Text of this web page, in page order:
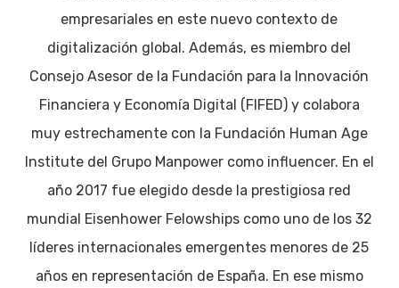
empresariales en este nuevo contexto de
digitalización global. Además, es miembro del
Consejo Asesor de la Fundación para la Innovación
Financiera y Economía Digital (FIFED) y colabora
muy estrechamente con la Fundación Human Age
Institute del Grupo Manpower como influencer. En el
año 2017 fue elegido desde la prestigiosa red
mundial Eisenhower Felowships como uno de los 32
líderes internacionales emergentes menores de 25
años en representación de España. En ese mismo